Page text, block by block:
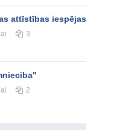
attīstības iespējas
3
2